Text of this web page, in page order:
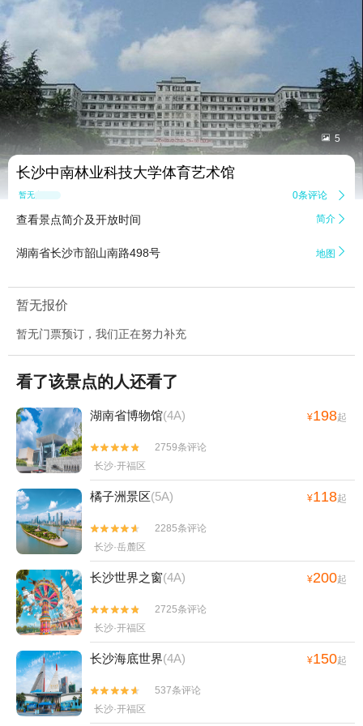
 5
长沙中南林业科技大学体育艺术馆
暂无点评 0条评论 
查看景点简介及开放时间 简介 
湖南省长沙市韶山南路498号 地图 
暂无报价
暂无门票预订，我们正在努力补充
看了该景点的人还看了
湖南省博物馆(4A) ¥198起


2759条评论
长沙·开福区
橘子洲景区(5A) ¥118起


2285条评论
长沙·岳麓区
长沙世界之窗(4A) ¥200起


2725条评论
长沙·开福区
长沙海底世界(4A) ¥150起


537条评论
长沙·开福区
